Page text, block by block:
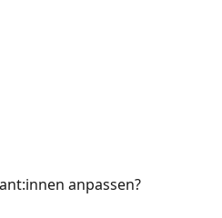
anpassen?